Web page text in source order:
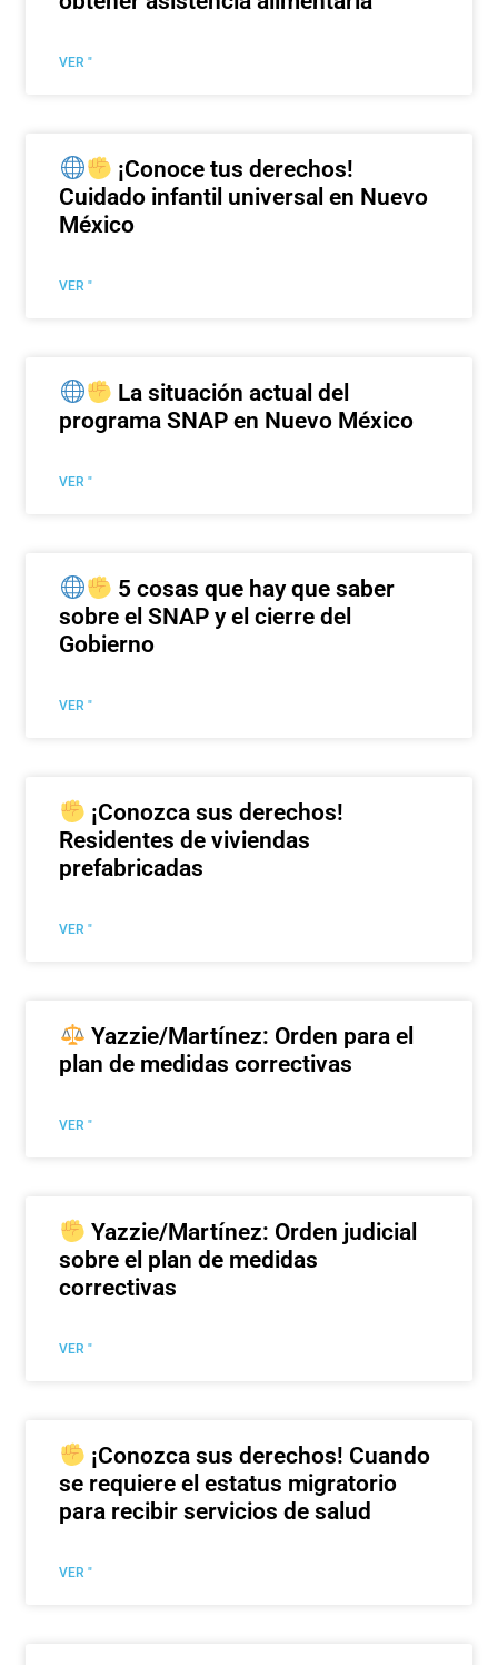
VER "
¡Conoce tus derechos!
Cuidado infantil universal en Nuevo
México
VER "
La situación actual del
programa SNAP en Nuevo México
VER "
5 cosas que hay que saber
sobre el SNAP y el cierre del
Gobierno
VER "
¡Conozca sus derechos!
Residentes de viviendas
prefabricadas
VER "
Yazzie/Martínez: Orden para el
plan de medidas correctivas
VER "
Yazzie/Martínez: Orden judicial
sobre el plan de medidas
correctivas
VER "
¡Conozca sus derechos! Cuando
se requiere el estatus migratorio
para recibir servicios de salud
VER "